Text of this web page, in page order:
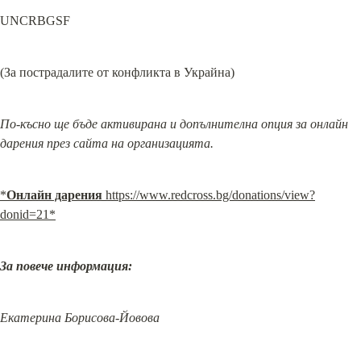
UNCRBGSF
(За пострадалите от конфликта в Украйна)
По-късно ще бъде активирана и допълнителна опция за онлайн
дарения през сайта на организацията.
*Онлайн дарения https://www.redcross.bg/donations/view?
donid=21*
За повече информация:
Екатерина Борисова-Йовова